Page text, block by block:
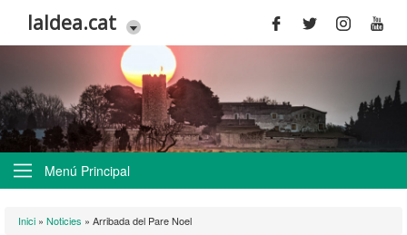
laldea.cat
Menú Principal
Esteu aquí
Inici » Noticies » Arribada del Pare Noel